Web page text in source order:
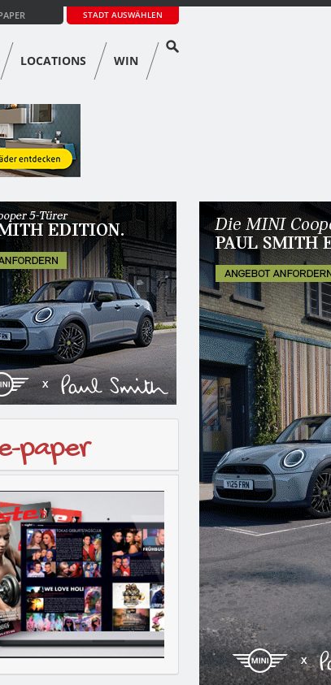
STADT AUSWÄHLEN
LOCATIONS WIN
paper